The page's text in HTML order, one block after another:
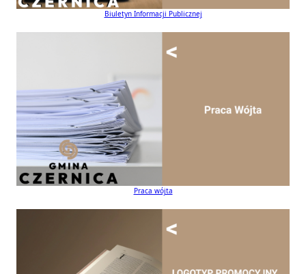
Biuletyn Informacji Publicznej
Praca wójta